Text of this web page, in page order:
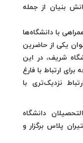
بنیان از جمله
با دانشگاه‌ها
یکی از حاضرین
شریف، در این
ارتباط با فارغ
نزدیک‌تری با
دانشگاه
اکتیران پلاس برگزار و